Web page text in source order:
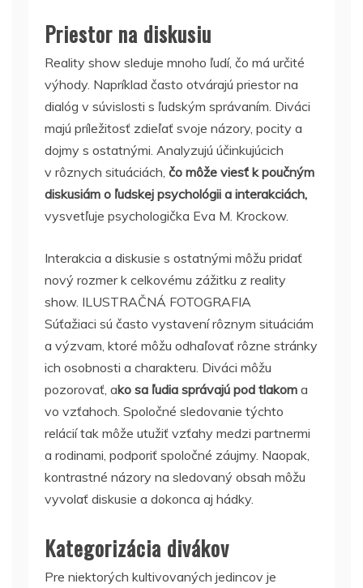
Priestor na diskusiu
Reality show sleduje mnoho ľudí, čo má určité
výhody. Napríklad často otvárajú priestor na
dialóg v súvislosti s ľudským správaním. Diváci
majú príležitosť zdieľať svoje názory, pocity a
dojmy s ostatnými. Analyzujú účinkujúcich
v rôznych situáciách, čo môže viesť k poučným
diskusiám o ľudskej psychológii a interakciách,
vysvetľuje psychologička Eva M. Krockow.
Interakcia a diskusie s ostatnými môžu pridať
nový rozmer k celkovému zážitku z reality
show. ILUSTRAČNÁ FOTOGRAFIA
Súťažiaci sú často vystavení rôznym situáciám
a výzvam, ktoré môžu odhaľovať rôzne stránky
ich osobnosti a charakteru. Diváci môžu
pozorovať, ako sa ľudia správajú pod tlakom a
vo vzťahoch. Spoločné sledovanie týchto
relácií tak môže utužiť vzťahy medzi partnermi
a rodinami, podporiť spoločné záujmy. Naopak,
kontrastné názory na sledovaný obsah môžu
vyvolať diskusie a dokonca aj hádky.
Kategorizácia divákov
Pre niektorých kultivovaných jedincov je